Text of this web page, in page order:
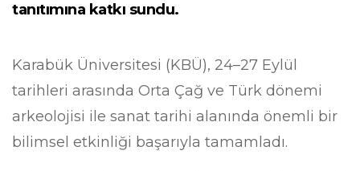
tanıtımına katkı sundu.
Karabük Üniversitesi (KBÜ), 24–27 Eylül
tarihleri arasında Orta Çağ ve Türk dönemi
arkeolojisi ile sanat tarihi alanında önemli bir
bilimsel etkinliği başarıyla tamamladı.